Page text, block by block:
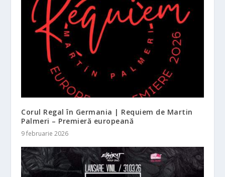
Corul Regal în Germania | Requiem de Martin
Palmeri – Premieră europeană
9 februarie 2026